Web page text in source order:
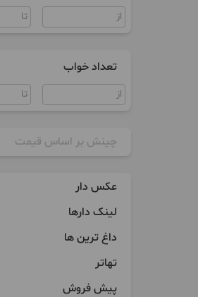
تعداد خواب
چینش بر اساس قیمت
عکس دار
لینک دارها
داغ ترین ها
تهاتر
پیش فروش